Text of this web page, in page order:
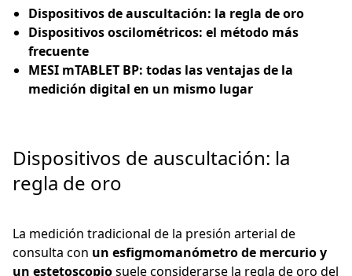
Dispositivos de auscultación: la regla de oro
Dispositivos oscilométricos: el método más
frecuente
MESI mTABLET BP: todas las ventajas de la
medición digital en un mismo lugar
Dispositivos de auscultación: la
regla de oro
La medición tradicional de la presión arterial de
consulta con un esfigmomanómetro de mercurio y
un estetoscopiosuele considerarse la regla de oro del